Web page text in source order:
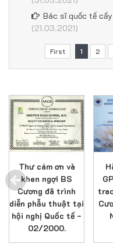
Bác sĩ quốc tế
(21.03.2021)
First 1 2
Thư cám ơn và
khen ngợi BS
Cương đã trình
diễn phẫu thuật tại
hội nghị Quốc tế -
02/2000.